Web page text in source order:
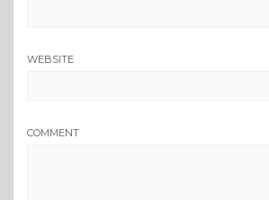
WEBSITE
COMMENT